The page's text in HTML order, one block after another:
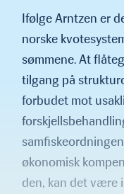
Ifølge Arntzen er
norske
sømmene. At
tilgang på
forbudet mot
økonomisk
den, kan det være